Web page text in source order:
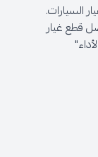
السيارات.
قطع غيار